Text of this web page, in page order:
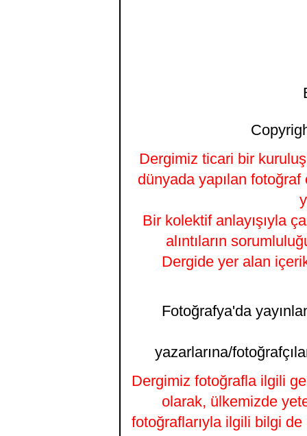
Dergimiz ticari bir kuruluş
dünyada yapılan fotoğraf
Bir kolektif anlayışıyla
alıntıların
Dergide yer alan
Fotoğrafya'da
yazarlarına/
Dergimiz fotoğrafla ilgili
olarak, ülkemizde
fotoğraflarıyla ilgili bilgi